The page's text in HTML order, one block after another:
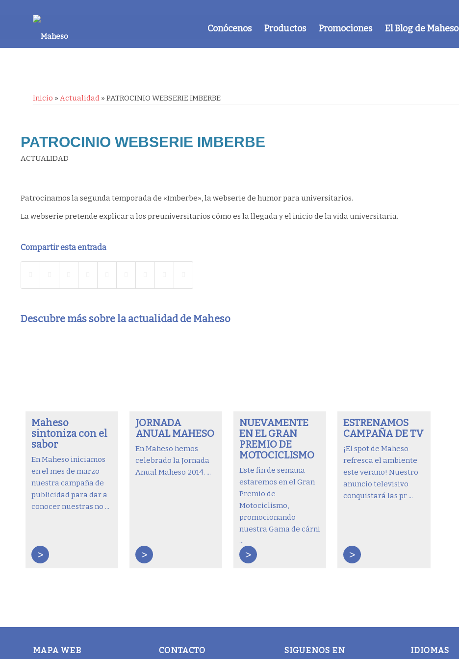
Conócenos Productos Promociones El Blog de Maheso
Inicio » Actualidad » PATROCINIO WEBSERIE IMBERBE
PATROCINIO WEBSERIE IMBERBE
ACTUALIDAD
Patrocinamos la segunda temporada de «Imberbe», la webserie de humor para universitarios.
La webserie pretende explicar a los preuniversitarios cómo es la llegada y el inicio de la vida universitaria.
Compartir esta entrada
Descubre más sobre la actualidad de Maheso
Maheso
sintoniza con el
sabor
En Maheso iniciamos
en el mes de marzo
nuestra campaña de
publicidad para dar a
conocer nuestras no ...
>
JORNADA
ANUAL MAHESO
En Maheso hemos
celebrado la Jornada
Anual Maheso 2014. ...
>
NUEVAMENTE
EN EL GRAN
PREMIO DE
MOTOCICLISMO
Este fin de semana
estaremos en el Gran
Premio de
Motociclismo,
promocionando
nuestra Gama de cárni
...
>
ESTRENAMOS
CAMPAÑA DE TV
¡El spot de Maheso
refresca el ambiente
este verano! Nuestro
anuncio televisivo
conquistará las pr ...
>
MAPA WEB CONTACTO SIGUENOS EN IDIOMAS